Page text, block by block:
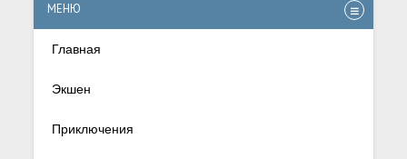
МЕНЮ
Главная
Экшен
Приключения